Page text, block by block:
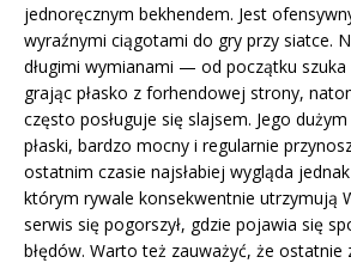
jednoręcznym bekhendem. Jest
wyraźnymi ciągotami do gry przy siatce.
długimi wymianami — od początku szuka
grając płasko z forhendowej strony,
często posługuje się slajsem. Jego
płaski, bardzo mocny i regularnie
ostatnim czasie najsłabiej wygląda
którym rywale konsekwentnie utrzymują
serwis się pogorszył, gdzie pojawia się
błędów. Warto też zauważyć, że ostatnie